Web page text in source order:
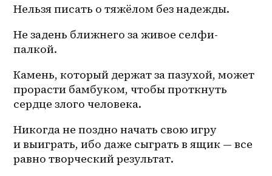
Нельзя писать о тяжёлом без надежды.
Не задень ближнего за живое селфи-
палкой.
Камень, который держат за пазухой, может
прорасти бамбуком, чтобы проткнуть
сердце злого человека.
Никогда не поздно начать свою игру
и выиграть, ибо даже сыграть в ящик — все
равно творческий результат.